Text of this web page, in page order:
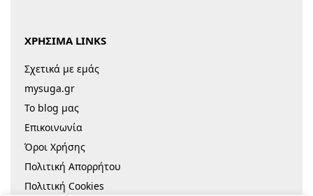
ΧΡΗΣΙΜΑ LINKS
Σχετικά με εμάς
mysuga.gr
Το blog μας
Επικοινωνία
Όροι Χρήσης
Πολιτική Απορρήτου
Πολιτική Cookies